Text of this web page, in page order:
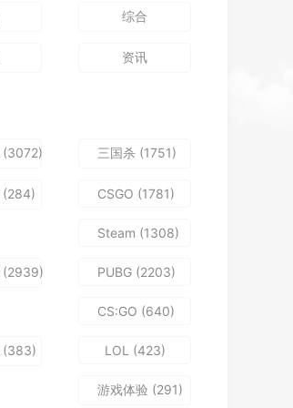
综合
资讯
(3072) 三国杀 (1751)
(284) CSGO (1781)
Steam (1308)
(2939) PUBG (2203)
CS:GO (640)
(383) LOL (423)
游戏体验 (291)